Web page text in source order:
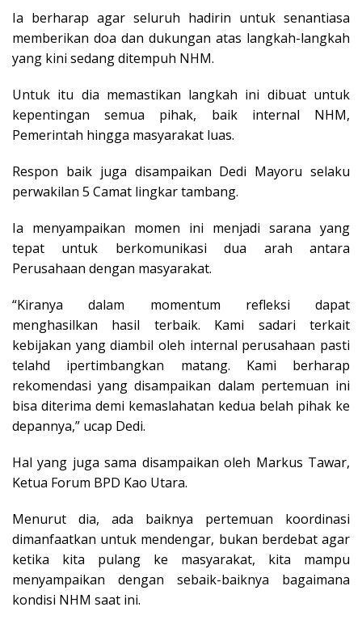
Ia berharap agar seluruh hadirin untuk senantiasa
memberikan doa dan dukungan atas langkah-langkah
yang kini sedang ditempuh NHM.
Untuk itu dia memastikan langkah ini dibuat untuk
kepentingan semua pihak, baik internal NHM,
Pemerintah hingga masyarakat luas.
Respon baik juga disampaikan Dedi Mayoru selaku
perwakilan 5 Camat lingkar tambang.
Ia menyampaikan momen ini menjadi sarana yang
tepat untuk berkomunikasi dua arah antara
Perusahaan dengan masyarakat.
“Kiranya dalam momentum refleksi dapat
menghasilkan hasil terbaik. Kami sadari terkait
kebijakan yang diambil oleh internal perusahaan pasti
telahd ipertimbangkan matang. Kami berharap
rekomendasi yang disampaikan dalam pertemuan ini
bisa diterima demi kemaslahatan kedua belah pihak ke
depannya,” ucap Dedi.
Hal yang juga sama disampaikan oleh Markus Tawar,
Ketua Forum BPD Kao Utara.
Menurut dia, ada baiknya pertemuan koordinasi
dimanfaatkan untuk mendengar, bukan berdebat agar
ketika kita pulang ke masyarakat, kita mampu
menyampaikan dengan sebaik-baiknya bagaimana
kondisi NHM saat ini.